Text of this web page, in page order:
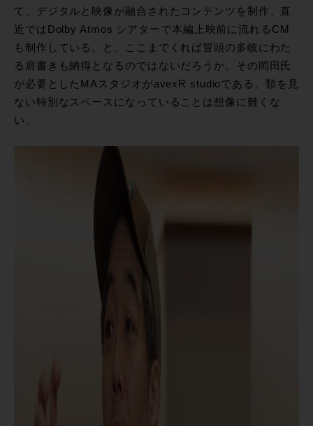
て、デジタルと映像が融合されたコンテンツを制作、直
近ではDolby Atmos シアターで本編上映前に流れるCM
も制作している。と、ここまでくれば冒頭の多岐にわた
る肩書きも納得となるのではないだろうか。その岡田氏
が必要としたMAスタジオがavexR studioである、類を見
ない特別なスペースになっていることは想像に難くな
い。